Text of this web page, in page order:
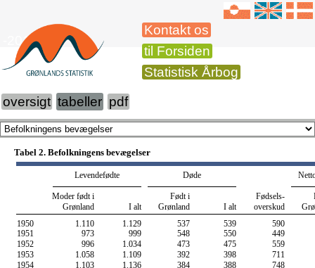
Kontakt os
til Forsiden
Statistisk Årbog
-2015
oversigt tabeller pdf